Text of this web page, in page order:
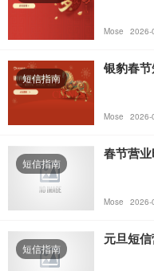
Mose 2026-
短信指南
银豹春
Mose 2026-
短信指南
春节营
Mose 2026-
短信指南
元旦短